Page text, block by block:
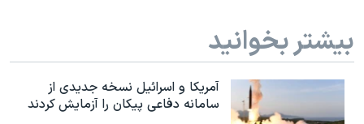
بیشتر بخوانید
آمریکا و اسرائیل نسخه جدیدی از
سامانه دفاعی پیکان را آزمایش کردند